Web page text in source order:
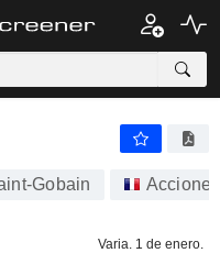
Gobain Acciones
Varia. 1 de enero.